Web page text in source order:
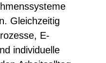
Gleichzeitig
E-
individuelle